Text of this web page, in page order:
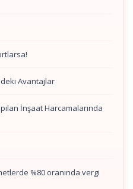
Avantajlar
İnşaat Harcamalarında
%80 oranında vergi